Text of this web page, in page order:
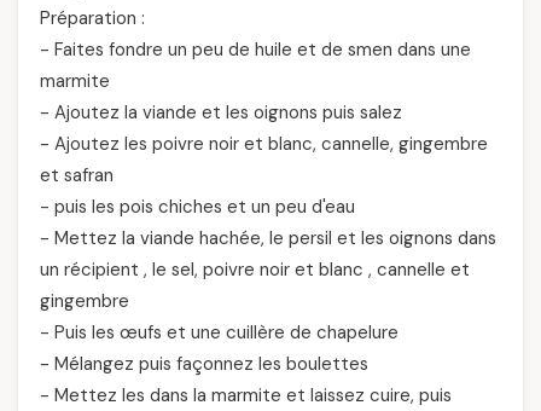
Préparation :
- Faites fondre un peu de huile et de smen dans une
marmite
- Ajoutez la viande et les oignons puis salez
- Ajoutez les poivre noir et blanc, cannelle, gingembre
et safran
- puis les pois chiches et un peu d'eau
- Mettez la viande hachée, le persil et les oignons dans
un récipient , le sel, poivre noir et blanc , cannelle et
gingembre
- Puis les œufs et une cuillère de chapelure
- Mélangez puis façonnez les boulettes
- Mettez les dans la marmite et laissez cuire, puis